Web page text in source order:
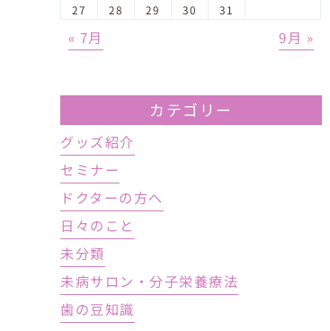
27
28 29 30 31
« 7月 9月 »
カテゴリー
グッズ紹介
セミナー
ドクターの方へ
日々のこと
未分類
未病サロン・分子栄養療法
歯の豆知識